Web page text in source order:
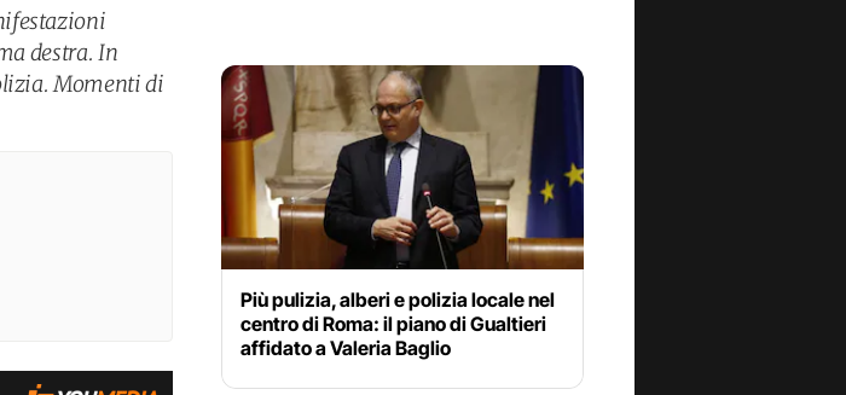
destra. In
Momenti di
Più pulizia, alberi e polizia locale nel
centro di Roma: il piano di Gualtieri
affidato a Valeria Baglio